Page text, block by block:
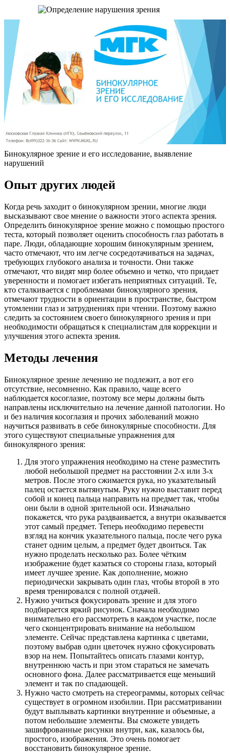
Бинокулярное зрение и его исследование, выявление
нарушений
Опыт других людей
Когда речь заходит о бинокулярном зрении, многие люди
высказывают свое мнение о важности этого аспекта зрения.
Определить бинокулярное зрение можно с помощью простого
теста, который позволяет оценить способность глаз работать в
паре. Люди, обладающие хорошим бинокулярным зрением,
часто отмечают, что им легче сосредотачиваться на задачах,
требующих глубокого анализа и точности. Они также
отмечают, что видят мир более объемно и четко, что придает
уверенности и помогает избегать неприятных ситуаций. Те,
кто сталкивается с проблемами бинокулярного зрения,
отмечают трудности в ориентации в пространстве, быстром
утомлении глаз и затруднениях при чтении. Поэтому важно
следить за состоянием своего бинокулярного зрения и при
необходимости обращаться к специалистам для коррекции и
улучшения этого аспекта зрения.
Методы лечения
Бинокулярное зрение лечению не подлежит, а вот его
отсутствие, несомненно. Как правило, чаще всего
наблюдается косоглазие, поэтому все меры должны быть
направлены исключительно на лечение данной патологии. Но
и без наличия косоглазия и прочих заболеваний можно
научиться развивать в себе бинокулярные способности. Для
этого существуют специальные упражнения для
бинокулярного зрения:
Для этого упражнения необходимо на стене разместить
любой небольшой предмет на расстоянии 2-х или 3-х
метров. После этого сжимается рука, но указательный
палец остается вытянутым. Руку нужно выставит перед
собой и конец пальца направить на предмет так, чтобы
они были в одной зрительной оси. Изначально
покажется, что рука раздваивается, а внутри оказывается
этот самый предмет. Теперь необходимо перевести
взгляд на кончик указательного пальца, после чего рука
станет одним целым, а предмет будет двоиться. Так
нужно проделать несколько раз. Более чётким
изображение будет казаться со стороны глаза, который
имеет лучшее зрение. Как дополнение, можно
периодически закрывать один глаз, чтобы второй в это
время тренировался с полной отдачей.
Нужно учиться фокусировать зрение и для этого
подбирается яркий рисунок. Сначала необходимо
внимательно его рассмотреть в каждом участке, после
чего сконцентрировать внимание на небольшом
элементе. Сейчас представлена картинка с цветами,
поэтому выбрав один цветочек нужно сфокусировать
взор на нем. Попытайтесь описать глазами контур,
внутреннюю часть и при этом стараться не замечать
основного фона. Далее рассматривается еще меньший
элемент и так по спадающей.
Нужно часто смотреть на стереограммы, которых сейчас
существует в огромном изобилии. При рассматривании
будут выплывать картинки внутренние и объемные, а
потом небольшие элементы. Вы сможете увидеть
зашифрованные рисунки внутри, как, казалось бы,
простого, изображения. Это очень помогает
восстановить бинокулярное зрение.